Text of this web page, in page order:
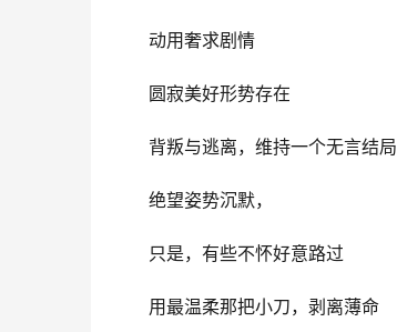
动用奢求剧情
圆寂美好形势存在
背叛与逃离，维持一个无言结局
绝望姿势沉默，
只是，有些不怀好意路过
用最温柔那把小刀，剥离薄命